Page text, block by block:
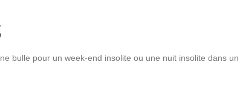
bulle pour un week-end insolite ou une nuit insolite dans